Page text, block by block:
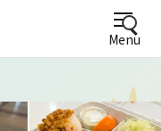
Menu